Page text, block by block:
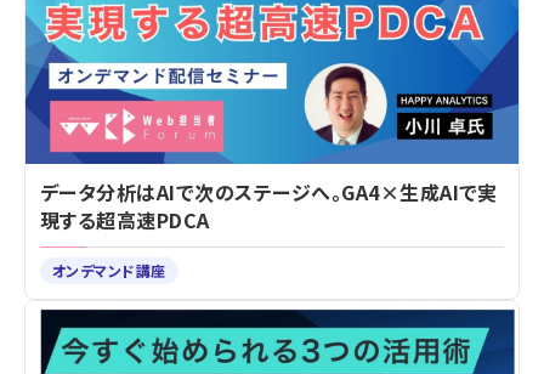
データ分析はAIで次のステージへ。GA4×生成AIで実
現する超高速PDCA
オンデマンド講座